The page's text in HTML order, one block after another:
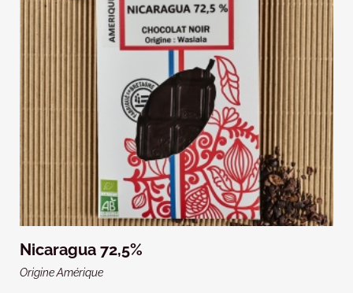
Nicaragua 72,5%
Origine Amérique